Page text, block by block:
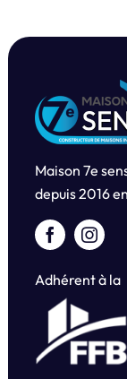
Maison 7e
depuis2016
Adhérent à la